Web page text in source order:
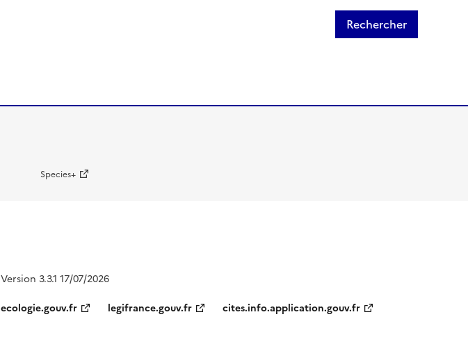
Rechercher
Species+
Version 3.3.1 17/07/2026
ecologie.gouv.fr
legifrance.gouv.fr cites.info.application.gouv.fr